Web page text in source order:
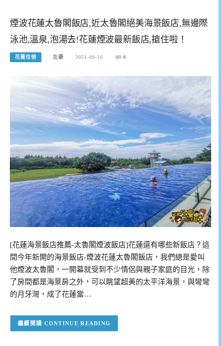
煙波花蓮太魯閣飯店,近太魯閣絕美海景飯店,無邊際
泳池,溫泉,泡湯去!花蓮煙波最新飯店,搶住啦！
花蓮住宿 左豪 2021-09-16 0
[花蓮海景飯店推薦-太魯閣煙波飯店]花蓮還有哪些新飯店？這
間今年新開的海景飯店-煙波花蓮太魯閣飯店，我們總是愛叫
他煙波太魯閣，一開幕就受到不少情侶與親子家庭的目光，除
了房間都是海景房之外，可以眺望超美的太平洋海景，與彎彎
的月牙灣，成了花蓮當…
CONTINUE READING